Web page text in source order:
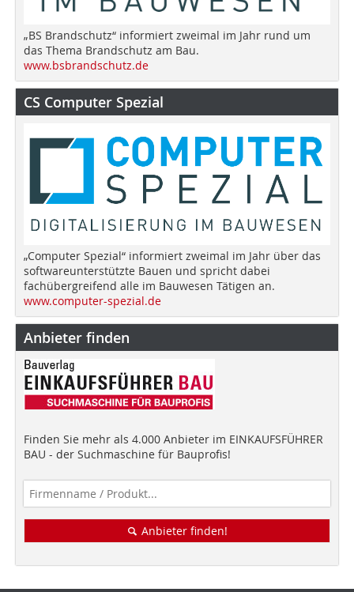
„BS Brandschutz“ informiert zweimal im Jahr rund um
das Thema Brandschutz am Bau.
www.bsbrandschutz.de
CS Computer Spezial
„Computer Spezial“ informiert zweimal im Jahr über das
softwareunterstützte Bauen und spricht dabei
fachübergreifend alle im Bauwesen Tätigen an.
www.computer-spezial.de
Anbieter finden
Finden Sie mehr als 4.000 Anbieter im EINKAUFSFÜHRER
BAU - der Suchmaschine für Bauprofis!
Anbieter finden!